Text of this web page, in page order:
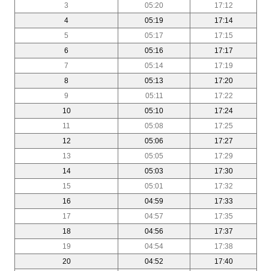
3
05:20
17:12
4
05:19
17:14
5
05:17
17:15
6
05:16
17:17
7
05:14
17:19
8
05:13
17:20
9
05:11
17:22
10
05:10
17:24
11
05:08
17:25
12
05:06
17:27
13
05:05
17:29
14
05:03
17:30
15
05:01
17:32
16
04:59
17:33
17
04:57
17:35
18
04:56
17:37
19
04:54
17:38
20
04:52
17:40